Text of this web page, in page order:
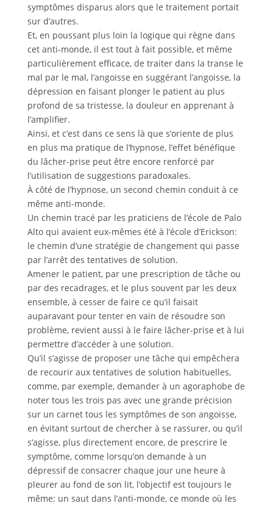
symptômes disparus alors que le traitement portait
sur d’autres.
Et, en poussant plus loin la logique qui règne dans
cet anti-monde, il est tout à fait possible, et même
particulièrement efficace, de traiter dans la transe le
mal par le mal, l’angoisse en suggérant l’angoisse, la
dépression en faisant plonger le patient au plus
profond de sa tristesse, la douleur en apprenant à
l’amplifier.
Ainsi, et c’est dans ce sens là que s’oriente de plus
en plus ma pratique de l’hypnose, l’effet bénéfique
du lâcher-prise peut être encore renforcé par
l’utilisation de suggestions paradoxales.
À côté de l’hypnose, un second chemin conduit à ce
même anti-monde.
Un chemin tracé par les praticiens de l’école de Palo
Alto qui avaient eux-mêmes été à l’école d’Erickson:
le chemin d’une stratégie de changement qui passe
par l’arrêt des tentatives de solution.
Amener le patient, par une prescription de tâche ou
par des recadrages, et le plus souvent par les deux
ensemble, à cesser de faire ce qu’il faisait
auparavant pour tenter en vain de résoudre son
problème, revient aussi à le faire lâcher-prise et à lui
permettre d’accéder à une solution.
Qu’il s’agisse de proposer une tâche qui empêchera
de recourir aux tentatives de solution habituelles,
comme, par exemple, demander à un agoraphobe de
noter tous les trois pas avec une grande précision
sur un carnet tous les symptômes de son angoisse,
en évitant surtout de chercher à se rassurer, ou qu’il
s’agisse, plus directement encore, de prescrire le
symptôme, comme lorsqu’on demande à un
dépressif de consacrer chaque jour une heure à
pleurer au fond de son lit, l’objectif est toujours le
même: un saut dans l’anti-monde, ce monde où les